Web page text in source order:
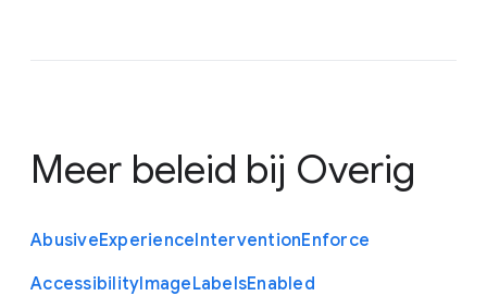
Meer beleid bij Overig
AbusiveExperienceInterventionEnforce
AccessibilityImageLabelsEnabled